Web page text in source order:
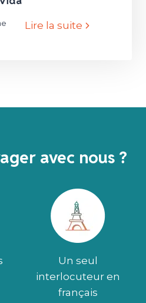
Lire la suite
avec nous ?
Un seul
interlocuteur en
français